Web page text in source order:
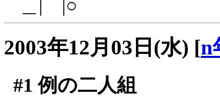
＿|￣|○
2003年12月03日(水) [n
#1 例の二人組